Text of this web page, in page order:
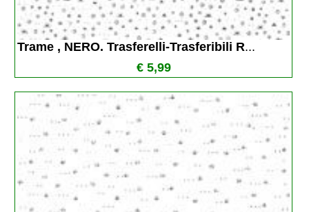
Trame , NERO. Trasferelli-Trasferibili R...
€ 5,99